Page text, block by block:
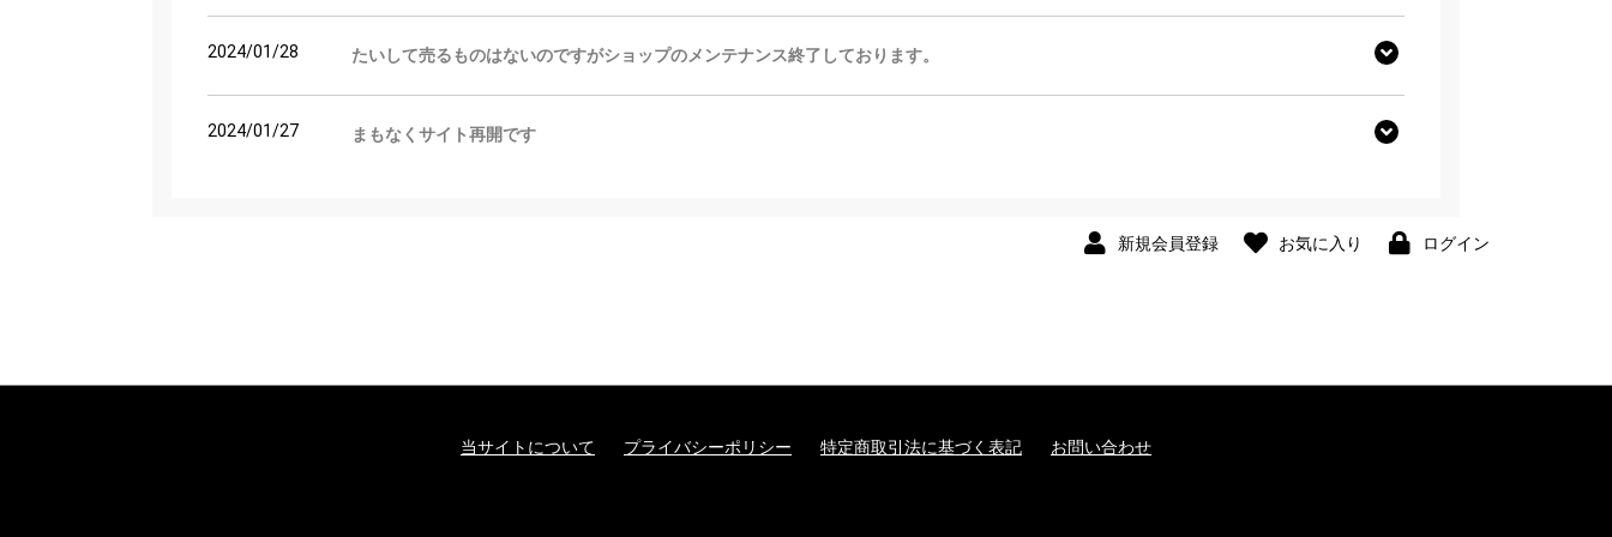
2024/01/28 たいして売るものはないのですがショップのメンテナンス終了しております。
2024/01/27 まもなくサイト再開です
新規会員登録 お気に入り ログイン
当サイトについて プライバシーポリシー 特定商取引法に基づく表記 お問い合わせ